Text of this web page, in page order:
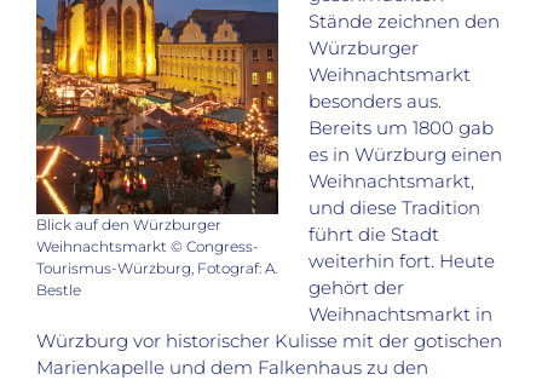
Blick auf den Würzburger
Weihnachtsmarkt © Congress-
Tourismus-Würzburg, Fotograf: A.
Bestle
Stände zeichnen den
Würzburger
Weihnachtsmarkt
besonders aus.
Bereits um 1800 gab
es in Würzburg einen
Weihnachtsmarkt,
und diese Tradition
führt die Stadt
weiterhin fort. Heute
gehört der
Weihnachtsmarkt in
Würzburg vor historischer Kulisse mit der gotischen
Marienkapelle und dem Falkenhaus zu den